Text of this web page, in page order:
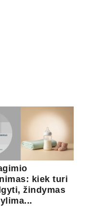
kiek turi
žindymas